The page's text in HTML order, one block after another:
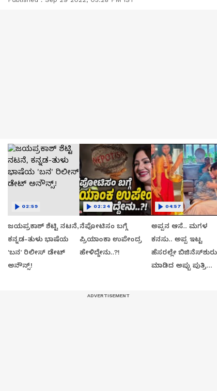
ಜಯಪ್ರಕಾಶ್ ಶೆಟ್ಟಿ ನಟನೆ,
ಕನ್ನಡ-ತುಳು ಭಾಷೆಯ
'ಬನ' ರಿಲೀಸ್ ಡೇಟ್
ಅನೌನ್ಸ್!
02:59
ನೆಪೋಟಿಸಂ ಬಗ್ಗೆ
ಪ್ರಿಯಾಂಕಾ ಉಪೇಂದ್ರ
ಹೇಳಿದ್ದೇನು..?!
02:24
ಅಪ್ಪನ ಆಸೆ.. ಮಗಳ
ಕನಸು.. ಅಪ್ಪ ಇಟ್ಟ
ಹೆಸರಲ್ಲೇ ಬಿಜಿನೆಸ್​ಶುರು
ಮಾಡಿದ ಅಪ್ಪು ಪುತ್ರಿ
04:57